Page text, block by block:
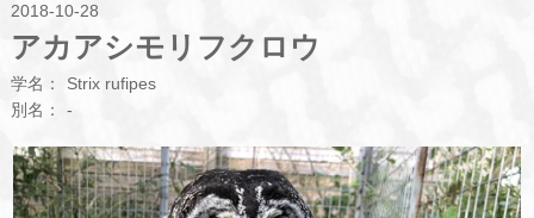
2018-10-28
アカアシモリフクロウ
学名：
Strix rufipes
別名：
-